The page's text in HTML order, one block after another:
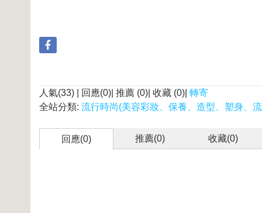
人氣(33) | 回應(0)| 推薦 (0)| 收藏 (0)| 轉寄
全站分類: 流行時尚(美容彩妝、保養、造型、塑身、
回應(0) 推薦(0) 收藏(0)